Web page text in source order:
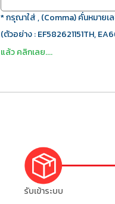
* กรุณาใส่ , (Comma) คั่นหมายเ
(ตัวอย่าง : EF582621151TH,
แล้ว คลิกเลย....
รับเข้าระบบ